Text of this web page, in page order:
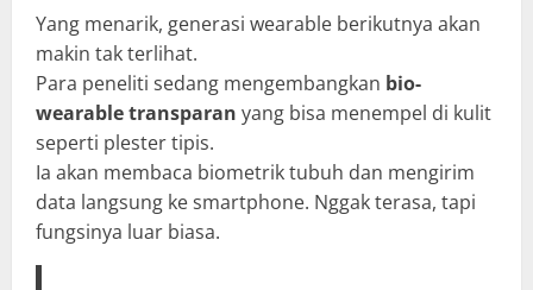
Yang menarik, generasi wearable berikutnya akan
makin tak terlihat.
Para peneliti sedang mengembangkan bio-
wearable transparan yang bisa menempel di kulit
seperti plester tipis.
Ia akan membaca biometrik tubuh dan mengirim
data langsung ke smartphone. Nggak terasa, tapi
fungsinya luar biasa.